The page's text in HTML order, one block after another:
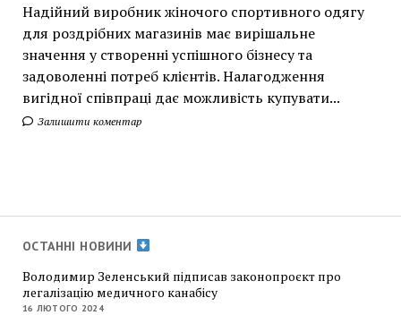
Надійний виробник жіночого спортивного одягу
для роздрібних магазинів має вирішальне
значення у створенні успішного бізнесу та
задоволенні потреб клієнтів. Налагодження
вигідної співпраці дає можливість купувати...
Залишити коментар
ОСТАННІ НОВИНИ
Володимир Зеленський підписав законопроєкт про
легалізацію медичного канабісу
16 ЛЮТОГО 2024